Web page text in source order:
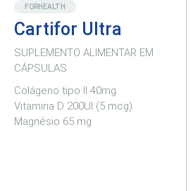
Destaque
FORHEALTH
Cartifor Ultra
SUPLEMENTO ALIMENTAR EM
CÁPSULAS
Colágeno tipo II 40mg
Vitamina D 200UI (5 mcg)
Magnésio 65 mg